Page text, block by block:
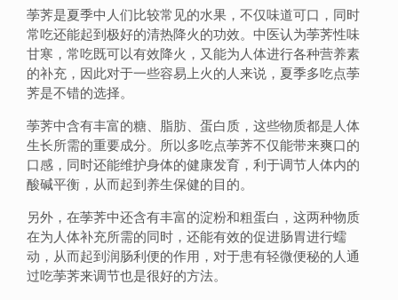
荸荠是夏季中人们比较常见的水果，不仅味道可口，同时
常吃还能起到极好的清热降火的功效。中医认为荸荠性味
甘寒，常吃既可以有效降火，又能为人体进行各种营养素
的补充，因此对于一些容易上火的人来说，夏季多吃点荸
荠是不错的选择。
荸荠中含有丰富的糖、脂肪、蛋白质，这些物质都是人体
生长所需的重要成分。所以多吃点荸荠不仅能带来爽口的
口感，同时还能维护身体的健康发育，利于调节人体内的
酸碱平衡，从而起到养生保健的目的。
另外，在荸荠中还含有丰富的淀粉和粗蛋白，这两种物质
在为人体补充所需的同时，还能有效的促进肠胃进行蠕
动，从而起到润肠利便的作用，对于患有轻微便秘的人通
过吃荸荠来调节也是很好的方法。